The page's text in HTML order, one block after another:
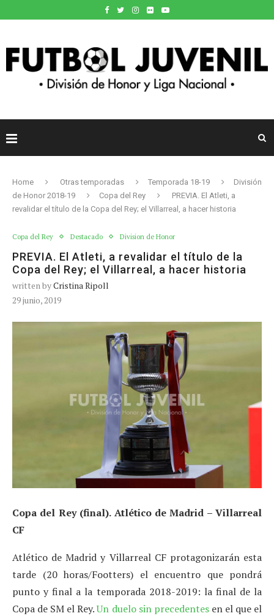
Home Otras temporadas Temporada 18-19
División
de Honor 2018-19
Copa del Rey
PREVIA. El Atleti, a
revalidar el título de la Copa del Rey; el Villarreal, a hacer historia
Copa del Rey Destacado Division de Honor
PREVIA. El Atleti, a revalidar el título de la
Copa del Rey; el Villarreal, a hacer historia
written byCristina Ripoll
29 junio, 2019
Copa del Rey (final). Atlético de Madrid – Villarreal
CF
Atlético de Madrid y Villarreal CF protagonizarán esta
tarde (20 horas/Footters) el encuentro que pondrá
punto y final a la temporada 2018-2019: la final de la
Copa de SM el Rey.Un duelo sin precedentesen el que el